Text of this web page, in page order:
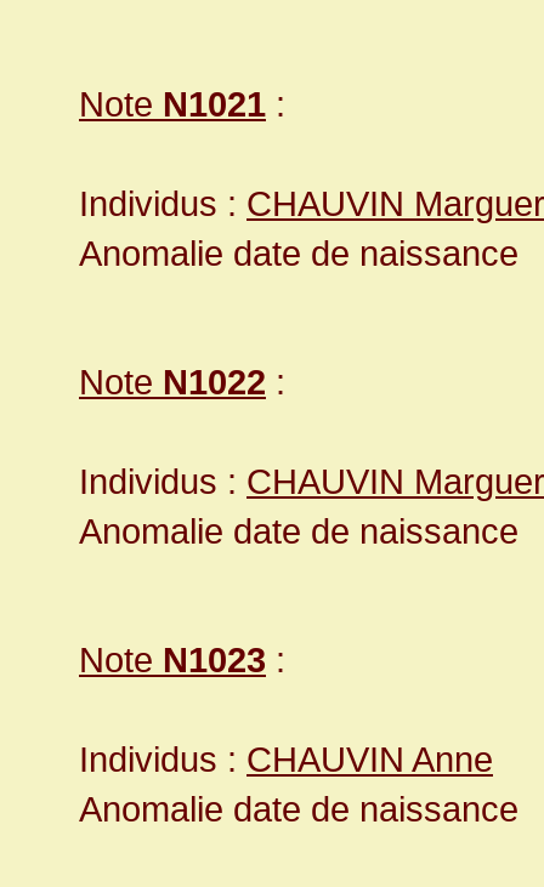
Note N1021 :
Individus : CHAUVIN
Anomalie date de naissance
Note N1022 :
Individus : CHAUVIN
Anomalie date de naissance
Note N1023 :
Individus : CHAUVIN Anne
Anomalie date de naissance